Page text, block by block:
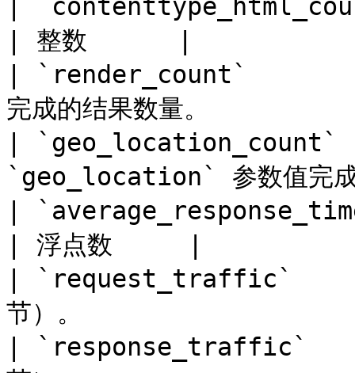
|
| 整数      |
| `render_count`
完成的结果数量。
| `geo_location_count`
`geo_location` 参数值
|
| 浮点数     |
| `request_traffic`
节）。
| `response_traffic`